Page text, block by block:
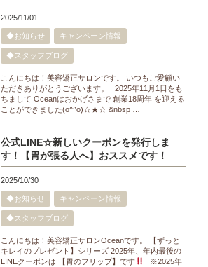
2025/11/01
◆お知らせ キャンペーン情報
◆スタッフブログ
こんにちは！美容矯正サロンです。 いつもご愛顧い
ただきありがとうございます。 2025年11月1日をも
ちまして Oceanはおかげさまで 創業18周年 を迎える
ことができました(o^^o)☆★☆ &nbsp …
公式LINE☆新しいクーポンを発行しま
す！【胃が張る人へ】おススメです！
2025/10/30
◆お知らせ キャンペーン情報
◆スタッフブログ
こんにちは！美容矯正サロンOceanです。 【ずっと
キレイのプレゼント】シリーズ 2025年、年内最後の
LINEクーポンは 【胃のフリップ】です
※2025年